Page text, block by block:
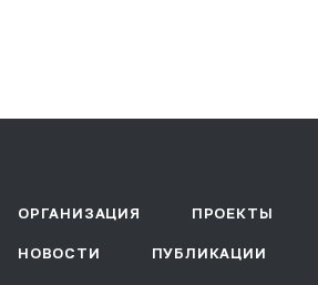
ОРГАНИЗАЦИЯ ПРОЕКТЫ
НОВОСТИ ПУБЛИКАЦИИ